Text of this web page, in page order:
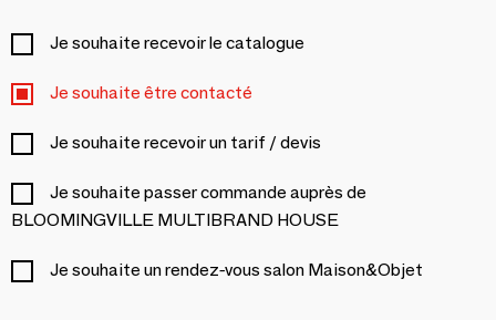
Je souhaite recevoir le catalogue
Je souhaite être contacté
Je souhaite recevoir un tarif / devis
Je souhaite passer commande auprès de
BLOOMINGVILLE MULTIBRAND HOUSE
Je souhaite un rendez-vous salon Maison&Objet